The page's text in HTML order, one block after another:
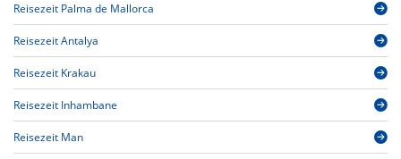
Reisezeit Palma de Mallorca
Reisezeit Antalya
Reisezeit Krakau
Reisezeit Inhambane
Reisezeit Man